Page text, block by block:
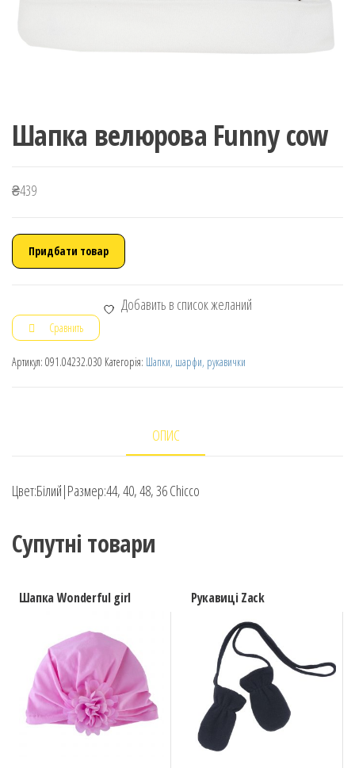
Шапка велюрова Funny cow
₴439
Придбати товар
Добавить в список желаний
Сравнить
Артикул: 091.04232.030 Категорія: Шапки, шарфи, рукавички
ОПИС
Цвет:Білий|Размер:44, 40, 48, 36 Chicco
Супутні товари
Шапка Wonderful girl Рукавиці Zack